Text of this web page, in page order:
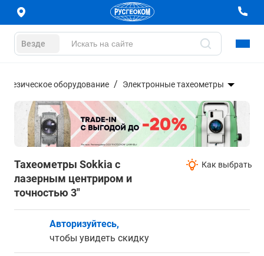
Везде
оборудование Электронные тахеометры
Тахеометры Sokkia с
лазерным центриром и
точностью 3"
Как выбрать
Авторизуйтесь,
чтобы увидеть скидку